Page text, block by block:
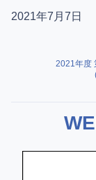
2021年7月7日
2021年度